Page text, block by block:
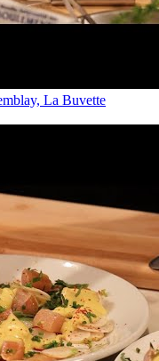
La Buvette